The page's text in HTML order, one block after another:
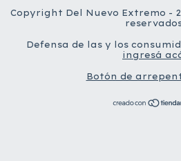
Copyright Del Nuevo Extremo -
Defensa de las y los
ingresá
Botón de